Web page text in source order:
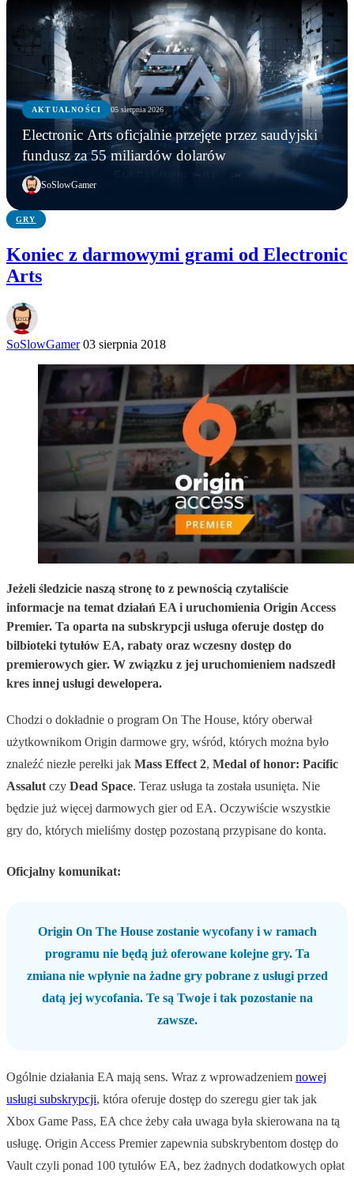
AKTUALNOŚCI 05 sierpnia 2026
Electronic Arts oficjalnie przejęte przez saudyjski
fundusz za 55 miliardów dolarów
SoSlowGamer
AKTUALNOŚCI
Młodzi gracze nie wpadli w nałóg multiplayerów.
Statystyki Capcomu przywracają wiarę w młode
pokolenie
GRY
Steam ma nowego króla. Counter-Strike 2 został
wyprzedzony
AKTUALNOŚCI
Electronic Arts oficjalnie przejęte przez saudyjski
fundusz za 55 miliardów dolarów
GRY
Koniec z darmowymi grami od Electronic
Arts
SoSlowGamer 03 sierpnia 2018
Jeżeli śledzicie naszą stronę to z pewnością czytaliście
informacje na temat działań EA i uruchomienia Origin Access
Premier. Ta oparta na subskrypcji usługa oferuje dostęp do
bilbioteki tytułów EA, rabaty oraz wczesny dostęp do
premierowych gier. W związku z jej uruchomieniem nadszedł
kres innej usługi dewelopera.
Chodzi o dokładnie o program On The House, który oberwał
użytkownikom Origin darmowe gry, wśród, których można było
znaleźć niezłe perełki jak Mass Effect 2, Medal of honor: Pacific
Assalut czy Dead Space. Teraz usługa ta została usunięta. Nie
będzie już więcej darmowych gier od EA. Oczywiście wszystkie
gry do, których mieliśmy dostęp pozostaną przypisane do konta.
Oficjalny komunikat:
Origin On The House zostanie wycofany i w ramach
programu nie będą już oferowane kolejne gry. Ta
zmiana nie wpłynie na żadne gry pobrane z usługi przed
datą jej wycofania. Te są Twoje i tak pozostanie na
zawsze.
Ogólnie działania EA mają sens. Wraz z wprowadzeniem nowej
usługi subskrypcji, która oferuje dostęp do szeregu gier tak jak
Xbox Game Pass, EA chce żeby cała uwaga była skierowana na tą
usługę. Origin Access Premier zapewnia subskrybentom dostęp do
Vault czyli ponad 100 tytułów EA, bez żadnych dodatkowych opłat